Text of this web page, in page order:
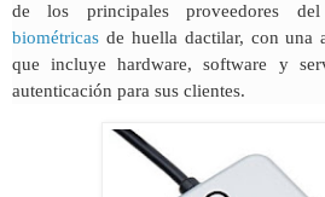
de los principales proveedores
biométricas de huella dactilar, con una
que incluye hardware, software y
autenticación para sus clientes.